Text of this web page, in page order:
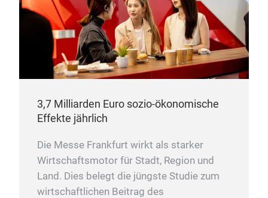
3,7 Milliarden Euro sozio-ökonomische
Effekte jährlich
Die Messe Frankfurt wirkt als starker
Wirtschaftsmotor für Stadt, Region und
Land. Dies belegt die jüngste Studie zum
wirtschaftlichen Beitrag des